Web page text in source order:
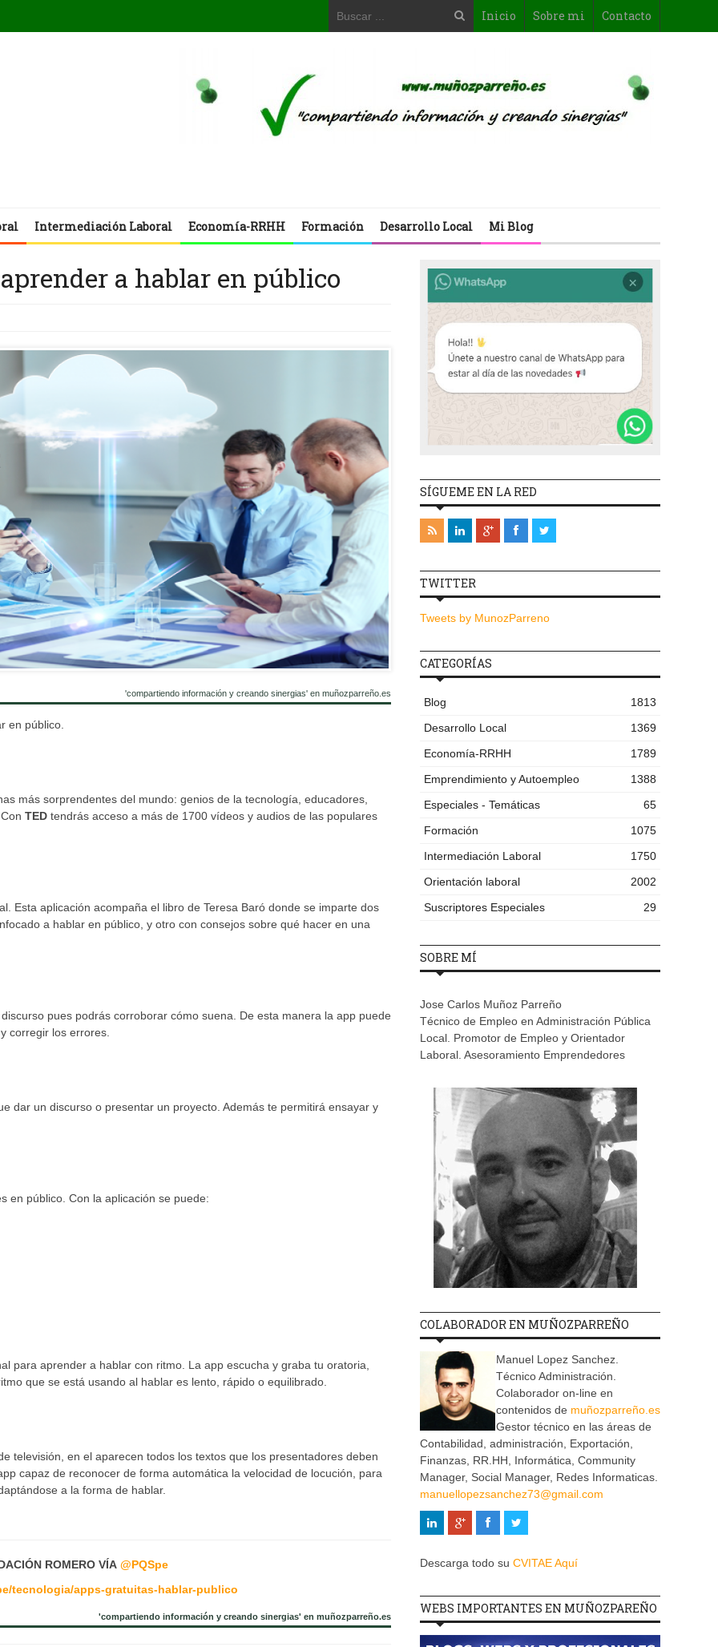
Inicio Sobre mi Contacto
Intermediación Laboral Economía-RRHH Formación Desarrollo Local Mi Blog
a hablar en público
'compartiendo información y creando sinergias' en muñozparreño.es
en público.
más sorprendentes del mundo: genios de la tecnología, educadores,
TED tendrás acceso a más de 1700 vídeos y audios de las populares
Esta aplicación acompaña el libro de Teresa Baró donde se imparte dos
a hablar en público, y otro con consejos sobre qué hacer en una
pues podrás corroborar cómo suena. De esta manera la app puede
corregir los errores.
dar un discurso o presentar un proyecto. Además te permitirá ensayar y
en público. Con la aplicación se puede:
para aprender a hablar con ritmo. La app escucha y graba tu oratoria,
que se está usando al hablar es lento, rápido o equilibrado.
televisión, en el aparecen todos los textos que los presentadores deben
capaz de reconocer de forma automática la velocidad de locución, para
a la forma de hablar.
ROMERO VÍA @PQSpe
tecnologia/apps-gratuitas-hablar-publico
'compartiendo información y creando sinergias' en muñozparreño.es
SÍGUEME EN LA RED
TWITTER
Tweets by MunozParreno
CATEGORÍAS
Blog
1813
Desarrollo Local
1369
Economía-RRHH
1789
Emprendimiento y Autoempleo
1388
Especiales - Temáticas
65
Formación
1075
Intermediación Laboral
1750
Orientación laboral
2002
Suscriptores Especiales
29
SOBRE MÍ
Jose Carlos Muñoz Parreño
Técnico de Empleo en Administración Pública
Local. Promotor de Empleo y Orientador
Laboral. Asesoramiento Emprendedores
COLABORADOR EN MUÑOZPARREÑO
Manuel Lopez Sanchez.
Técnico Administración.
Colaborador on-line en
contenidos de muñozparreño.es
Gestor técnico en las áreas de
Contabilidad, administración, Exportación,
Finanzas, RR.HH, Informática, Community
Manager, Social Manager, Redes Informaticas.
manuellopezsanchez73@gmail.com
Descarga todo su CVITAE Aquí
WEBS IMPORTANTES EN MUÑOZPAREÑO